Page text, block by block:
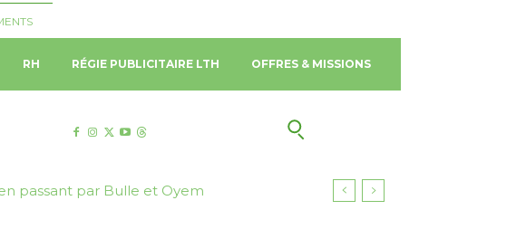
RH RÉGIE PUBLICITAIRE LTH OFFRES & MISSIONS
passant par Bulle et Oyem
TRIBE Living Bangkok Sukhumvit 39